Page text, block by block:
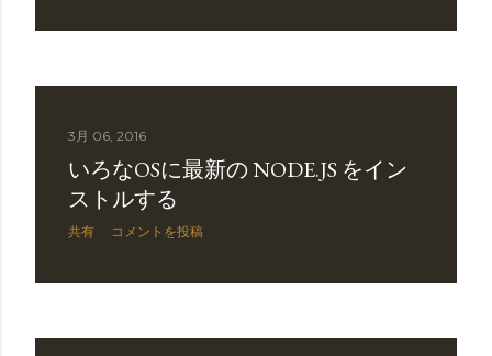
3月 06, 2016
いろなOSに最新の NODE.JS をイン
ストルする
共有 コメントを投稿